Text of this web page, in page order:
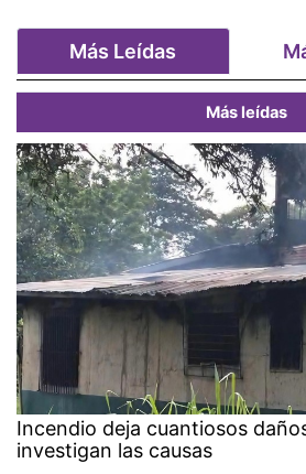
Más Leídas
Más leídas
Incendio deja cuantiosos
investigan las causas